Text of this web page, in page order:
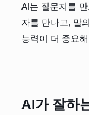
AI는 질문지를
자를 만나고, 말
능력이 더 중요
AI가 잘하